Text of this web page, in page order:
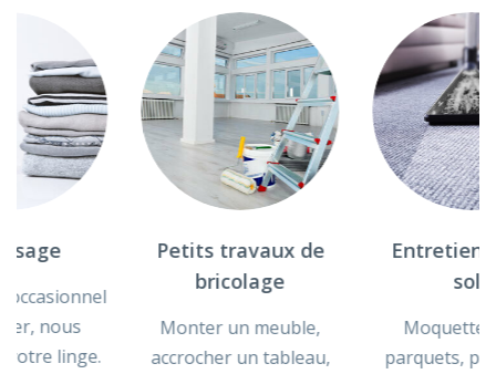
Petits travaux de
Monter un meuble,
accrocher un tableau,
Entretien de vos
Moquette, tapis,
parquets, plastiques,